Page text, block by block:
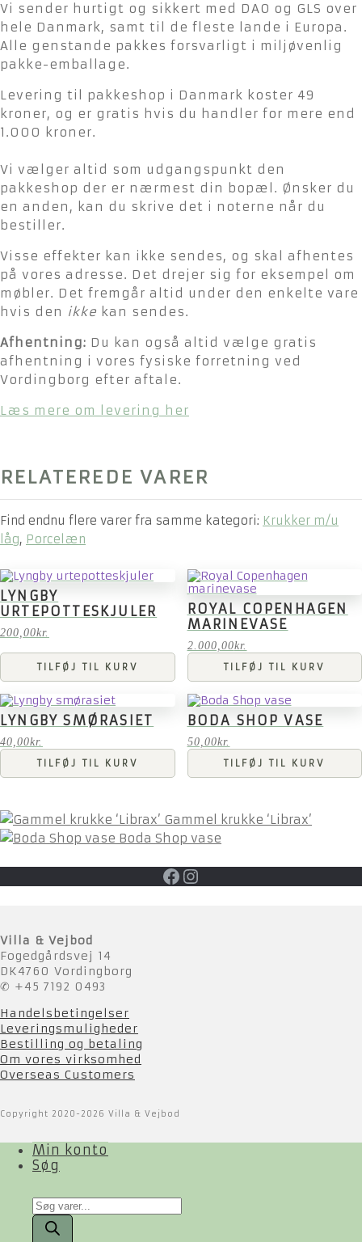
Vi sender hurtigt og sikkert med DAO og GLS over
hele Danmark, samt til de fleste lande i Europa.
Alle genstande pakkes forsvarligt i miljøvenlig
pakke-emballage.
Levering til pakkeshop i Danmark koster 49
kroner, og er gratis hvis du handler for mere end
1.000 kroner.
Vi vælger altid som udgangspunkt den
pakkeshop der er nærmest din bopæl. Ønsker du
en anden, kan du skrive det i noterne når du
bestiller.
Visse effekter kan ikke sendes, og skal afhentes
på vores adresse. Det drejer sig for eksempel om
møbler. Det fremgår altid under den enkelte vare
hvis den ikke kan sendes.
Afhentning: Du kan også altid vælge gratis
afhentning i vores fysiske forretning ved
Vordingborg efter aftale.
Læs mere om levering her
RELATEREDE VARER
Find endnu flere varer fra samme kategori: Krukker m/u
låg, Porcelæn
LYNGBY
URTEPOTTESKJULER
200,00kr.
TILFØJ TIL KURV
ROYAL COPENHAGEN
MARINEVASE
2.000,00kr.
TILFØJ TIL KURV
LYNGBY SMØRASIET
40,00kr.
TILFØJ TIL KURV
BODA SHOP VASE
50,00kr.
TILFØJ TIL KURV
Gammel krukke ‘Librax’
Boda Shop vase
Facebook
Instagram
Villa & Vejbod
Fogedgårdsvej 14
DK4760 Vordingborg
✆ +45 7192 0493
Handelsbetingelser
Leveringsmuligheder
Bestilling og betaling
Om vores virksomhed
Overseas Customers
Copyright 2020-2026 Villa & Vejbod
Min konto
Søg
Products
search